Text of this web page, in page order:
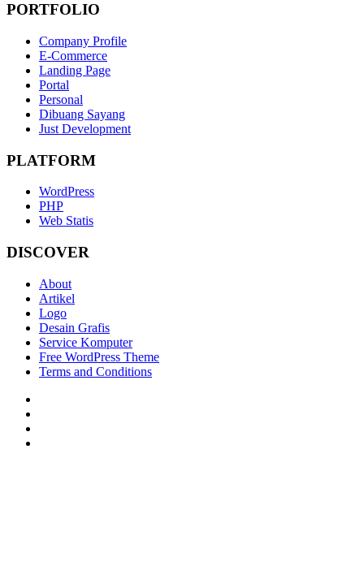
PORTFOLIO
Company Profile
E-Commerce
Landing Page
Portal
Personal
Dibuang Sayang
Just Development
PLATFORM
WordPress
PHP
Web Statis
DISCOVER
About
Artikel
Logo
Desain Grafis
Service Komputer
Free WordPress Theme
Terms and Conditions